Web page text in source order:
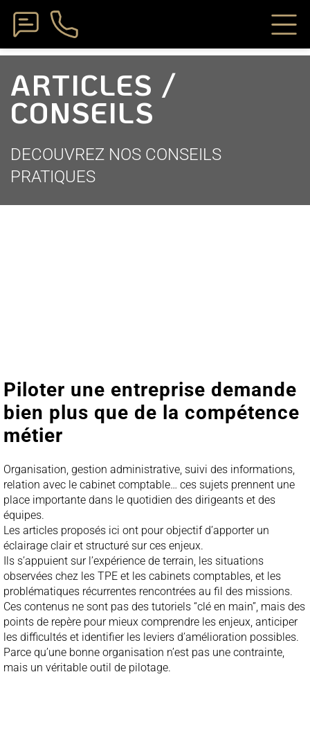
ARTICLES /
CONSEILS
DECOUVREZ NOS CONSEILS
PRATIQUES
Piloter une entreprise demande
bien plus que de la compétence
métier
Organisation, gestion administrative, suivi des informations,
relation avec le cabinet comptable… ces sujets prennent une
place importante dans le quotidien des dirigeants et des
équipes.
Les articles proposés ici ont pour objectif d’apporter un
éclairage clair et structuré sur ces enjeux.
Ils s’appuient sur l’expérience de terrain, les situations
observées chez les TPE et les cabinets comptables, et les
problématiques récurrentes rencontrées au fil des missions.
Ces contenus ne sont pas des tutoriels “clé en main”, mais des
points de repère pour mieux comprendre les enjeux, anticiper
les difficultés et identifier les leviers d’amélioration possibles.
Parce qu’une bonne organisation n’est pas une contrainte,
mais un véritable outil de pilotage.